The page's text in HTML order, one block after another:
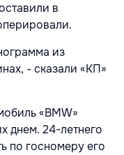
в
из
- сказали «КП»
«BMW»
днем. 24-летнего
по госномеру его